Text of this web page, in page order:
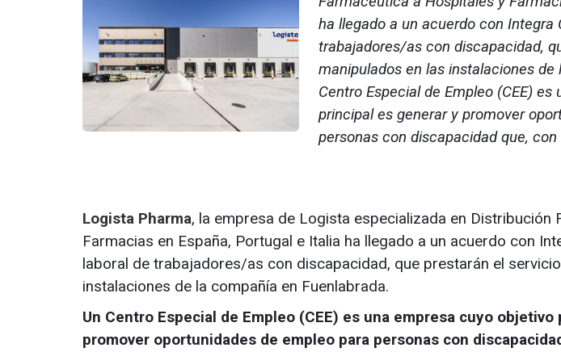
ha llegado a un acuerdo con Integra
trabajadores/as con discapacidad,
manipulados en las instalaciones
Centro Especial de Empleo (CEE)
principal es generar y promover
personas con discapacidad que, con
Logista Pharma, la empresa de Logista especializada en Distribución
Farmacias en España, Portugal e Italia ha llegado a un acuerdo con
laboral de trabajadores/as con discapacidad, que prestarán el
instalaciones de la compañía en Fuenlabrada.
Un Centro Especial de Empleo (CEE) es una empresa cuyo
promover oportunidades de empleo para personas con